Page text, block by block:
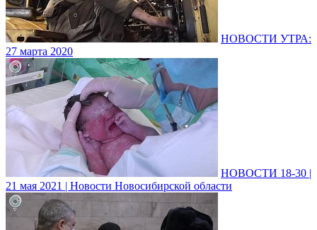
НОВОСТИ УТРА:
27 марта 2020
НОВОСТИ 18-30 |
21 мая 2021 | Новости Новосибирской области